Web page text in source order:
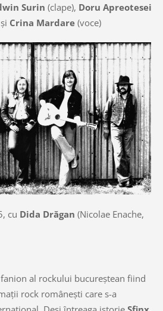
Surin (clape), Doru Apreotesei
şi Crina Mardare(voce)
cu Dida Drăgan (Nicolae Enache,
al rockului bucureştean fiind
rock româneşti care s-a